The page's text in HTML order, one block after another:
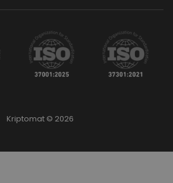
Kriptomat © 2026